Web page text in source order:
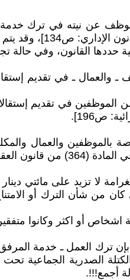
عن نيته في ترك خدمة
[مبادىء
حددها القانون، وفي حالة
الموظفين في تقديم
ص196].
بالموظفين والعمال
لسنة 1969 المعدل:
لا تزيد على مائتي
من شأن الترك أو
بإن ترك العمل ـ خدمة
الصدرية الجماعية
أجمع!!!.